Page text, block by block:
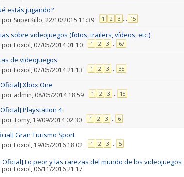
estás jugando?
por SuperKillo, 22/10/2015 11:39 1 2 3 ... 15
sobre videojuegos (fotos, trailers, vídeos, etc.)
por Foxiol, 07/05/2014 01:10 1 2 3 ... 67
de videojuegos
por Foxiol, 07/05/2014 21:13 1 2 3 ... 35
Xbox One
por admin, 08/05/2014 18:59 1 2 3 ... 15
Playstation 4
porTomy, 19/09/2014 02:30 1 2 3 ... 6
Gran Turismo Sport
por Foxiol, 19/05/2016 18:02 1 2 3 ... 5
Oficial] Lo peor y las rarezas del mundo de los videojuegos
por Foxiol, 06/11/2016 21:17